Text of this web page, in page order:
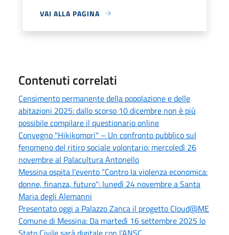
VAI ALLA PAGINA
Contenuti correlati
Censimento permanente della popolazione e delle
abitazioni 2025: dallo scorso 10 dicembre non è più
possibile compilare il questionario online
Convegno "Hikikomori" – Un confronto pubblico sul
fenomeno del ritiro sociale volontario: mercoledì 26
novembre al Palacultura Antonello
Messina ospita l'evento "Contro la violenza economica:
donne, finanza, futuro": lunedì 24 novembre a Santa
Maria degli Alemanni
Presentato oggi a Palazzo Zanca il progetto Cloud@ME
Comune di Messina: Da martedì 16 settembre 2025 lo